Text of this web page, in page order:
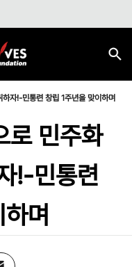
자!-민통련 창립 1주년을 맞이하며
로 민주화
!-민통련
며